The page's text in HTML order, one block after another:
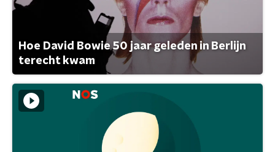
Hoe David Bowie 50 jaar geleden in Berlijn
terecht kwam